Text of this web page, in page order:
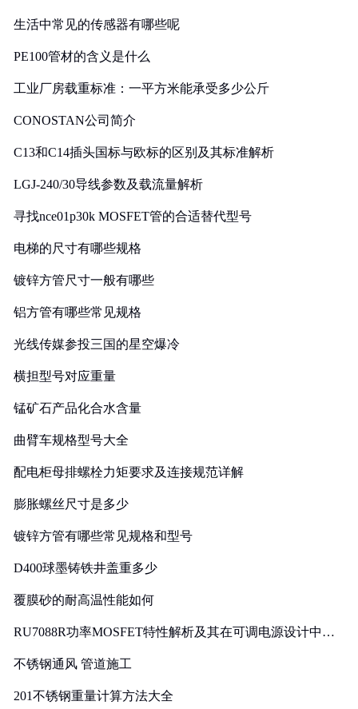
生活中常见的传感器有哪些呢
PE100管材的含义是什么
工业厂房载重标准：一平方米能承受多少公斤
CONOSTAN公司简介
C13和C14插头国标与欧标的区别及其标准解析
LGJ-240/30导线参数及载流量解析
寻找nce01p30k MOSFET管的合适替代型号
电梯的尺寸有哪些规格
镀锌方管尺寸一般有哪些
铝方管有哪些常见规格
光线传媒参投三国的星空爆冷
横担型号对应重量
锰矿石产品化合水含量
曲臂车规格型号大全
配电柜母排螺栓力矩要求及连接规范详解
膨胀螺丝尺寸是多少
镀锌方管有哪些常见规格和型号
D400球墨铸铁井盖重多少
覆膜砂的耐高温性能如何
RU7088R功率MOSFET特性解析及其在可调电源设计中的
不锈钢通风 管道施工
201不锈钢重量计算方法大全